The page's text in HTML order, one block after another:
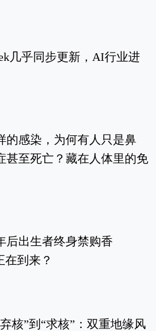
几乎同步更新，AI行业进
的感染，为何有人只是鼻
甚至死亡？藏在人体里的免
后出生者终身禁购香
在到来？
核”到“求核”：双重地缘风